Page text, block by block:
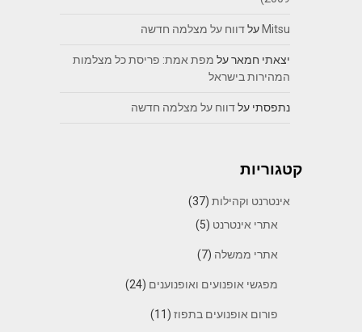
Mitsu עלדווח על מצלמה חדשה
יצאתי חמארעל מפת אמת: פריסת כל מצלמות
המהירות בישראל
נתפסתי עלדווח על מצלמה חדשה
קטגוריות
אינטרנט וקהילות(37)
אתרי אינטרנט (5)
אתרי ממשלה (7)
מפגשי אופנועים ואופנוענים (24)
פורום אופנועים בתפוז(11)